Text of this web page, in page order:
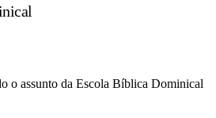
o assunto da Escola Bíblica Dominical